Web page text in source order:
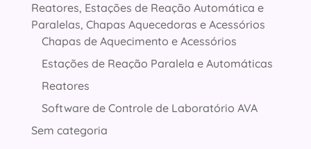
Reatores, Estações de Reação Automática e
Paralelas, Chapas Aquecedoras e Acessórios
Chapas de Aquecimento e Acessórios
Estações de Reação Paralela e Automáticas
Reatores
Software de Controle de Laboratório AVA
Sem categoria